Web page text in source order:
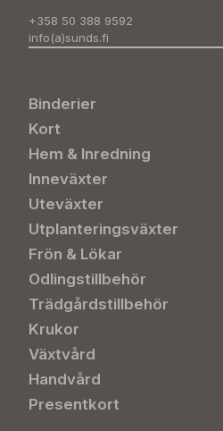
+358 50 388 9592
info(a)sunds.fi
Binderier
Kort
Hem & Inredning
Inneväxter
Uteväxter
Utplanteringsväxter
Frön & Lökar
Odlingstillbehör
Trädgårdstillbehör
Krukor
Växtvård
Handvård
Presentkort